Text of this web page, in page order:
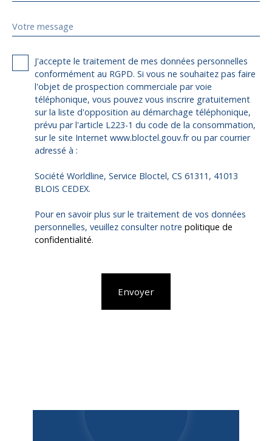
Votre message
J'accepte le traitement de mes données personnelles
conformément au RGPD. Si vous ne souhaitez pas faire
l'objet de prospection commerciale par voie
téléphonique, vous pouvez vous inscrire gratuitement
sur la liste d'opposition au démarchage téléphonique,
prévu par l'article L223-1 du code de la consommation,
sur le site Internet www.bloctel.gouv.fr ou par courrier
adressé à :
Société Worldline, Service Bloctel, CS 61311, 41013
BLOIS CEDEX.
Pour en savoir plus sur le traitement de vos données
personnelles, veuillez consulter notre politique de
confidentialité.
Envoyer